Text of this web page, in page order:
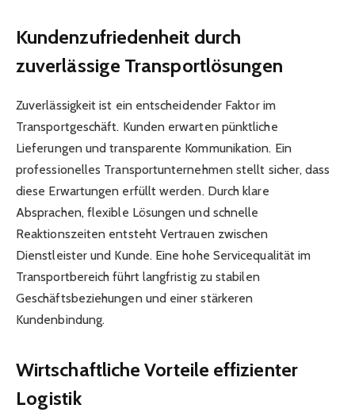
Kundenzufriedenheit durch
zuverlässige Transportlösungen
Zuverlässigkeit ist ein entscheidender Faktor im
Transportgeschäft. Kunden erwarten pünktliche
Lieferungen und transparente Kommunikation. Ein
professionelles Transportunternehmen stellt sicher, dass
diese Erwartungen erfüllt werden. Durch klare
Absprachen, flexible Lösungen und schnelle
Reaktionszeiten entsteht Vertrauen zwischen
Dienstleister und Kunde. Eine hohe Servicequalität im
Transportbereich führt langfristig zu stabilen
Geschäftsbeziehungen und einer stärkeren
Kundenbindung.
Wirtschaftliche Vorteile effizienter
Logistik